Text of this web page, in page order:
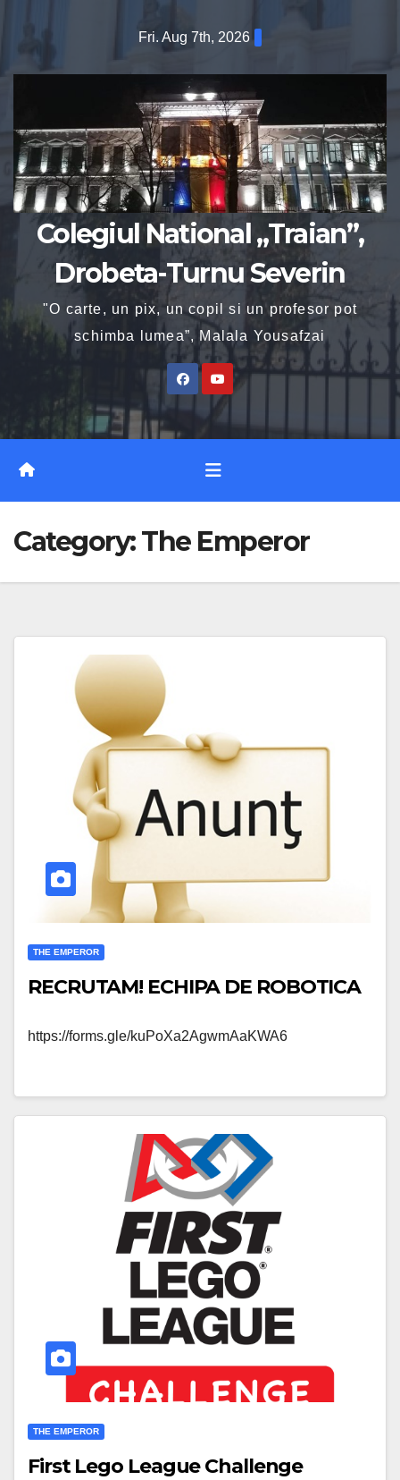
Fri. Aug 7th, 2026
Colegiul National „Traian”,
Drobeta-Turnu Severin
"O carte, un pix, un copil si un profesor pot
schimba lumea”, Malala Yousafzai
Category:The Emperor
THE EMPEROR
RECRUTAM! ECHIPA DE ROBOTICA
https://forms.gle/kuPoXa2AgwmAaKWA6
THE EMPEROR
First Lego League Challenge